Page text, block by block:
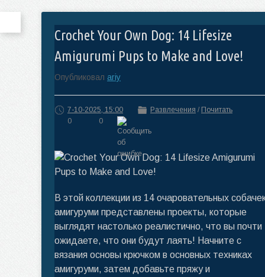
Crochet Your Own Dog: 14 Lifesize
Amigurumi Pups to Make and Love!
Опубликовал ariy
7-10-2025, 15:00 Развлечения / Почитать
0
0
В этой коллекции из 14 очаровательных
амигуруми представлены проекты, которые
выглядят настолько реалистично, что вы почти
ожидаете, что они будут лаять! Начните с
вязания основы крючком в основных техниках
амигуруми, затем добавьте пряжу и